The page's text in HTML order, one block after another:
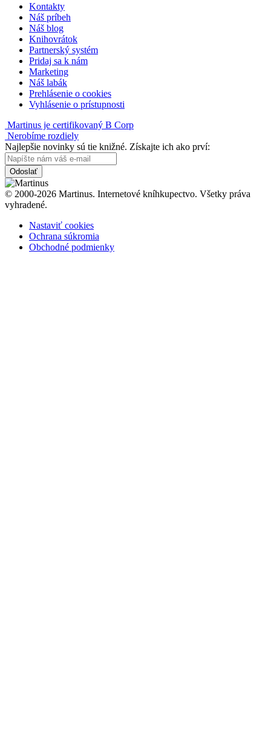
Kontakty
Náš príbeh
Náš blog
Knihovrátok
Partnerský systém
Pridaj sa k nám
Marketing
Náš labák
Prehlásenie o cookies
Vyhlásenie o prístupnosti
Martinus je certifikovaný B Corp
Nerobíme rozdiely
Najlepšie novinky sú tie knižné. Získajte ich ako prví:
Odoslať
© 2000-2026 Martinus. Internetové kníhkupectvo. Všetky práva
vyhradené.
Nastaviť cookies
Ochrana súkromia
Obchodné podmienky